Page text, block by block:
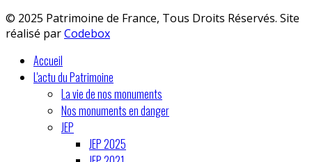
© 2025 Patrimoine de France, Tous Droits Réservés. Site
réalisé parCodebox
Accueil
L'actu du Patrimoine
La vie de nos monuments
Nos monuments en danger
JEP
JEP 2025